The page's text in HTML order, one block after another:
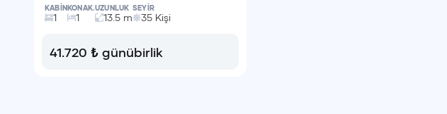
KABİN
1
KONAK.
1
UZUNLUK
13.5 m
SEYİR
35 Kişi
41.720 ₺ günübirlik